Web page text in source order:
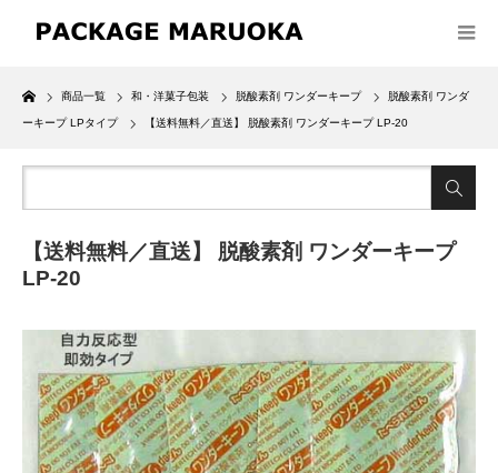
Home
商品一覧 和・洋菓子包装 脱酸素剤 ワンダーキープ 脱酸素剤 ワンダ
ーキープ LPタイプ 【送料無料／直送】 脱酸素剤 ワンダーキープ LP-20
【送料無料／直送】 脱酸素剤 ワンダーキープ
LP-20